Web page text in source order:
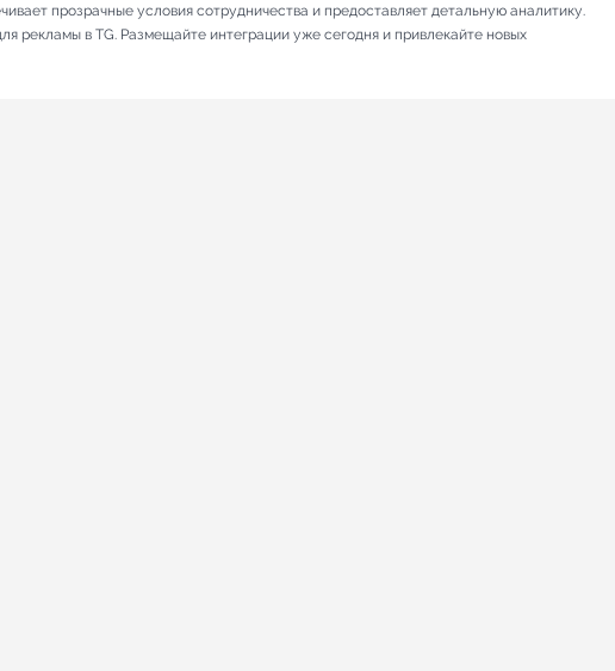
прозрачные условия сотрудничества и предоставляет детальную аналитику.
рекламы в TG. Размещайте интеграции уже сегодня и привлекайте новых